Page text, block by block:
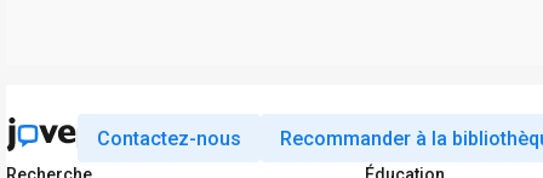
Contactez-nous Recommander à la